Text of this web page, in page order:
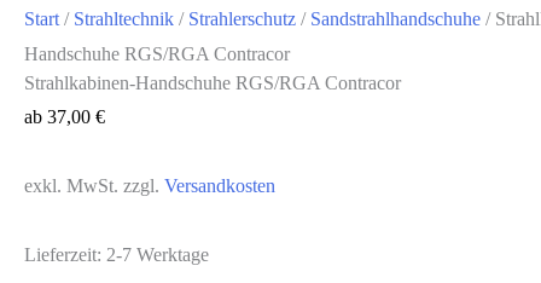
Start/ Strahltechnik / Strahlerschutz / Sandstrahlhandschuhe /
Handschuhe RGS/RGA Contracor
Strahlkabinen-Handschuhe RGS/RGA Contracor
ab 37,00 €
exkl. MwSt. zzgl. Versandkosten
Lieferzeit: 2-7 Werktage